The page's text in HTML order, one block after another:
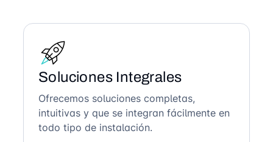
Soluciones Integrales
Ofrecemos soluciones completas,
intuitivas y que se integran fácilmente en
todo tipo de instalación.